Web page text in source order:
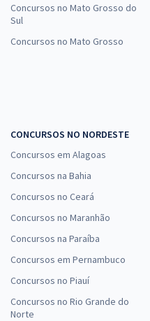
Concursos no Mato Grosso do
Sul
Concursos no Mato Grosso
CONCURSOS NO NORDESTE
Concursos em Alagoas
Concursos na Bahia
Concursos no Ceará
Concursos no Maranhão
Concursos na Paraíba
Concursos em Pernambuco
Concursos no Piauí
Concursos no Rio Grande do
Norte